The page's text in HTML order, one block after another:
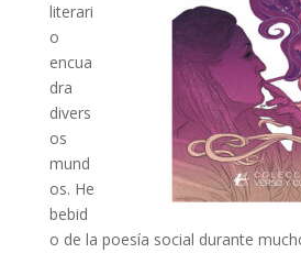
literari
o
encua
dra
divers
os
mund
os. He
bebid
o de la poesía social durante